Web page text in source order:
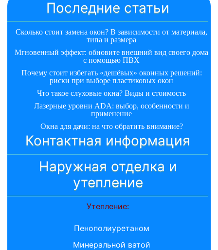
Последние статьи
Сколько стоит замена окон? В зависимости от материала,
типа и размера
Мгновенный эффект: обновите внешний вид своего дома
с помощью ПВХ
Почему стоит избегать «дешёвых» оконных решений:
риски при выборе пластиковых окон
Что такое слуховые окна? Виды и стоимость
Лазерные уровни ADA: выбор, особенности и
применение
Окна для дачи: на что обратить внимание?
Контактная информация
Наружная отделка и
утепление
Утепление:
Пенополиуретаном
Минеральной ватой